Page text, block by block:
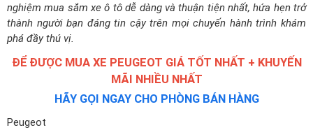
phá đầy thú vị.
ĐỂ ĐƯỢC MUA XE PEUGEOT GIÁ TỐT NHẤT + KHUYẾN
HÃY GỌI NGAY CHO PHÒNG BÁN HÀNG